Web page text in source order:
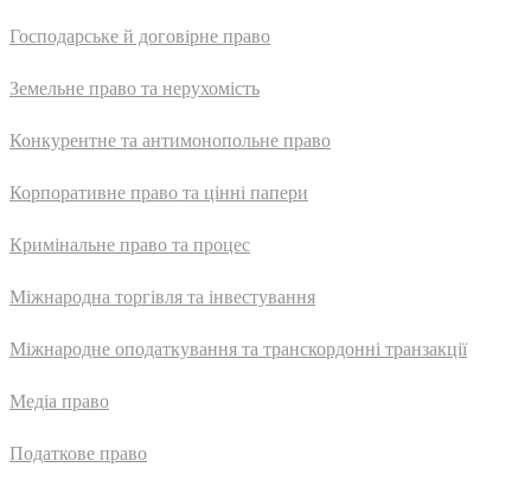
Господарське й договірне право
Земельне право та нерухомість
Конкурентне та антимонопольне право
Корпоративне право та цінні папери
Кримінальне право та процес
Міжнародна торгівля та інвестування
Міжнародне оподаткування та транскордонні транзакції
Медіа право
Податкове право